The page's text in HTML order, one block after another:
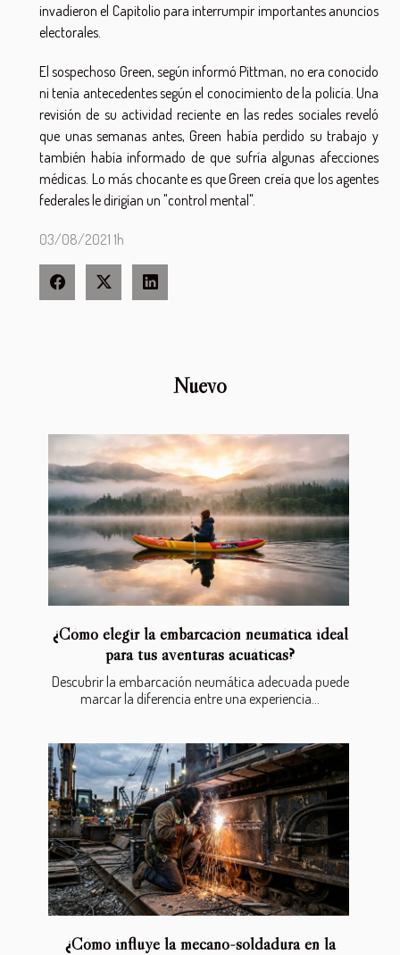
Nuevo
¿Cómo elegir la embarcación neumática ideal
para tus aventuras acuáticas?
Descubrir la embarcación neumática adecuada puede
marcar la diferencia entre una experiencia...
¿Cómo influye la mecano-soldadura en la
invadieron el Capitolio para interrumpir importantes anuncios
electorales.
El sospechoso Green, según informó Pittman, no era conocido
ni tenía antecedentes según el conocimiento de la policía. Una
revisión de su actividad reciente en las redes sociales reveló
que unas semanas antes, Green había perdido su trabajo y
también había informado de que sufría algunas afecciones
médicas. Lo más chocante es que Green creía que los agentes
federales le dirigían un "control mental".
03/08/2021 1h